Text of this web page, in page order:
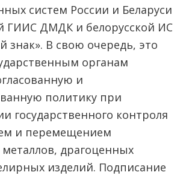
систем России и Беларуси
ГИИС ДМДК и белорусской ИС
знак». В свою очередь, это
органам
и
политику при
государственного контроля
и перемещением
драгоценных
изделий. Подписание